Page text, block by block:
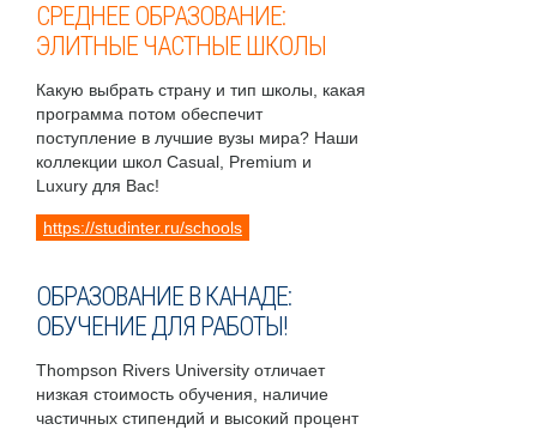
СРЕДНЕЕ ОБРАЗОВАНИЕ:
ЭЛИТНЫЕ ЧАСТНЫЕ ШКОЛЫ
Какую выбрать страну и тип школы, какая
программа потом обеспечит
поступление в лучшие вузы мира? Наши
коллекции школ Casual, Premium и
Luxury для Вас!
https://studinter.ru/schools
ОБРАЗОВАНИЕ В КАНАДЕ:
ОБУЧЕНИЕ ДЛЯ РАБОТЫ!
Thompson Rivers University отличает
низкая стоимость обучения, наличие
частичных стипендий и высокий процент